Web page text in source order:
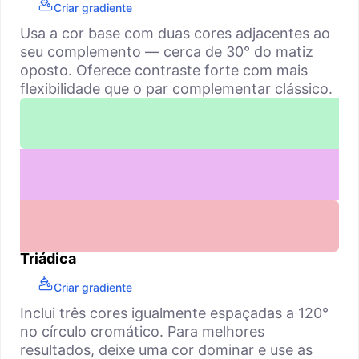
Criar gradiente
Usa a cor base com duas cores adjacentes ao
seu complemento — cerca de 30° do matiz
oposto. Oferece contraste forte com mais
flexibilidade que o par complementar clássico.
Triádica
Criar gradiente
Inclui três cores igualmente espaçadas a 120°
no círculo cromático. Para melhores
resultados, deixe uma cor dominar e use as